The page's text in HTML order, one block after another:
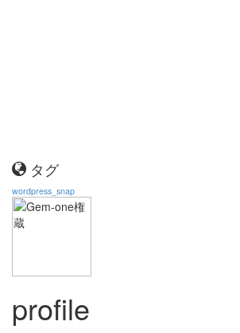
タグ
wordpress_snap
profile